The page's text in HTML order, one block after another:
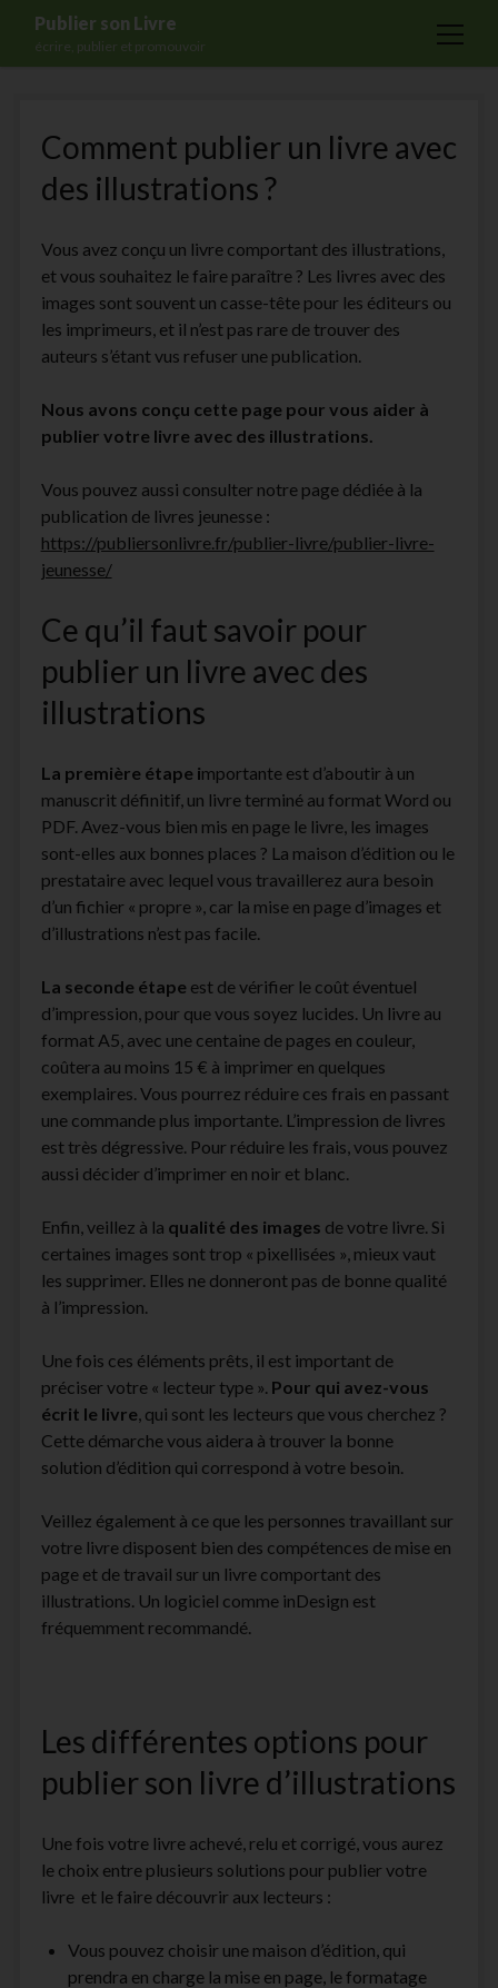
Publier son Livre
écrire, publier et promouvoir
open
Formations
Services
Auto-édition
Maisons d’édition
Ecriture
A propos
facebookinstagram
youtubeemail-
form
Comment publier un livre avec
des illustrations ?
Vous avez conçu un livre comportant des illustrations,
et vous souhaitez le faire paraître ? Les livres avec des
images sont souvent un casse-tête pour les éditeurs ou
les imprimeurs, et il n’est pas rare de trouver des
auteurs s’étant vus refuser une publication.
Nous avons conçu cette page pour vous aider à
publier votre livre avec des illustrations.
Vous pouvez aussi consulter notre page dédiée à la
publication de livres jeunesse :
https://publiersonlivre.fr/publier-livre/publier-livre-
jeunesse/
Ce qu’il faut savoir pour
publier un livre avec des
illustrations
La première étape importante est d’aboutir à un
manuscrit définitif, un livre terminé au format Word ou
PDF. Avez-vous bien mis en page le livre, les images
sont-elles aux bonnes places ? La maison d’édition ou le
prestataire avec lequel vous travaillerez aura besoin
d’un fichier « propre », car la mise en page d’images et
d’illustrations n’est pas facile.
La seconde étape est de vérifier le coût éventuel
d’impression, pour que vous soyez lucides. Un livre au
format A5, avec une centaine de pages en couleur,
coûtera au moins 15 € à imprimer en quelques
exemplaires. Vous pourrez réduire ces frais en passant
une commande plus importante. L’impression de livres
est très dégressive. Pour réduire les frais, vous pouvez
aussi décider d’imprimer en noir et blanc.
Enfin, veillez à la qualité des images de votre livre. Si
certaines images sont trop « pixellisées », mieux vaut
les supprimer. Elles ne donneront pas de bonne qualité
à l’impression.
Une fois ces éléments prêts, il est important de
préciser votre « lecteur type ». Pour qui avez-vous
écrit le livre, qui sont les lecteurs que vous cherchez ?
Cette démarche vous aidera à trouver la bonne
solution d’édition qui correspond à votre besoin.
Veillez également à ce que les personnes travaillant sur
votre livre disposent bien des compétences de mise en
page et de travail sur un livre comportant des
illustrations. Un logiciel comme inDesign est
fréquemment recommandé.
Les différentes options pour
publier son livre d’illustrations
Une fois votre livre achevé, relu et corrigé, vous aurez
le choix entre plusieurs solutions pour publier votre
livre et le faire découvrir aux lecteurs :
Vous pouvez choisir une maison d’édition, qui
prendra en charge la mise en page, le formatage